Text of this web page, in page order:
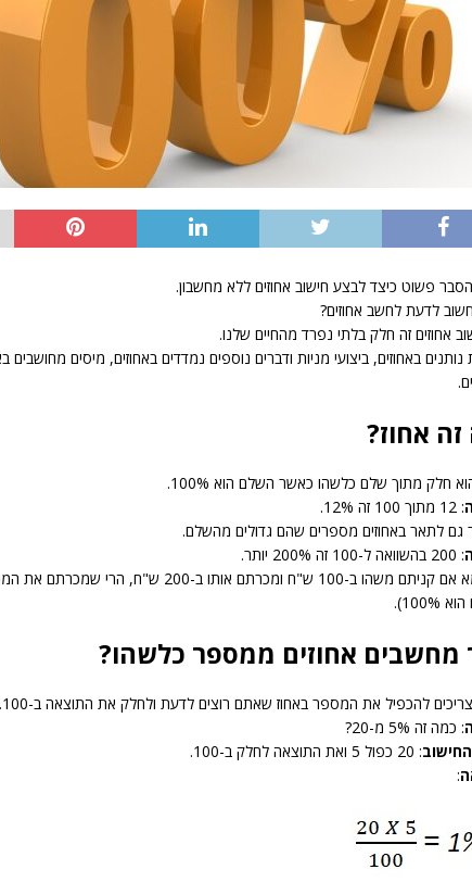
פשוט כיצד לבצע חישוב אחוזים ללא מחשבון.
לדעת לחשב אחוזים?
אחוזים זה חלק בלתי נפרד מהחיים שלנו.
נותנים באחוזים, ביצועי מניות ודברים נוספים נמדדים באחוזים, מיסים מחושבים
אחוז?
חלק מתוך שלם כלשהו כאשר השלם הוא 100%.
: 12 מתוך 100 זה 12%.
לתאר באחוזים מספרים שהם גדולים מהשלם.
: 200 בהשוואה ל-100 זה 200% יותר.
מחשבים אחוזים ממספר כלשהו?
להכפיל את המספר באחוז שאתם רוצים לדעת ולחלק את התוצאה ב-100.
: כמה זה 5% מ-20?
: 20 כפול 5 ואת התוצאה לחלק ב-100.
: